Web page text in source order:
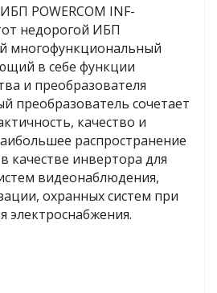
POWERCOM INF-
недорогой ИБП
многофункциональный
в себе функции
и преобразователя
преобразователь сочетает
качество и
распространение
качестве инвертора для
видеонаблюдения,
охранных систем при
электроснабжения.